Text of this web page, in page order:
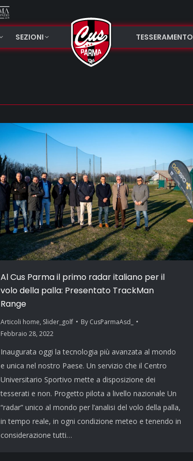
SEZIONI TESSERAMENTO
Al Cus Parma il primo radar italiano per il
volo della palla: Presentato TrackMan
Range
Articoli home, Slider_golf By CusParmaAsd_
Febbraio 28, 2022
Inaugurata oggi la tecnologia più avanzata al mondo
e unica nel nostro Paese. Un servizio che il Centro
Universitario Sportivo mette a disposizione dei
tesserati e non. Progetto pilota a livello nazionale Un
“radar” unico al mondo per l’analisi del volo della palla,
in tempo reale, in ogni condizione meteo e tenendo in
considerazione tutti…